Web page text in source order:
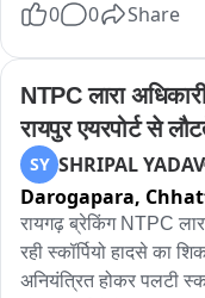
जा रहे हैं। कतार में लगकर
काल भैरव मंदिर के पुजारी
पुजारी और छोटे-छोटे अन्य
सुगमिता से दर्शन कर रहे हैं।
एसडीएम एल एन गर्ग ने
लिए वेरी गेटिंग के साथ-
0 0 Share
NTPC लारा
रायपुर एयरपोर्ट से
SY SHRIPAL YADAV
Darogapara,
रायगढ़ ब्रेकिंग NTPC
रही स्कॉर्पियो हादसे का
अनियंत्रित होकर पलटी